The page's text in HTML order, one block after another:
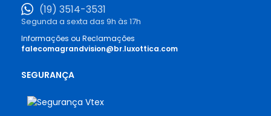
(19) 3514-3531
Segunda a sexta das 9h às 17h
Informações ou Reclamações
falecomagrandvision@br.luxottica.com
SEGURANÇA